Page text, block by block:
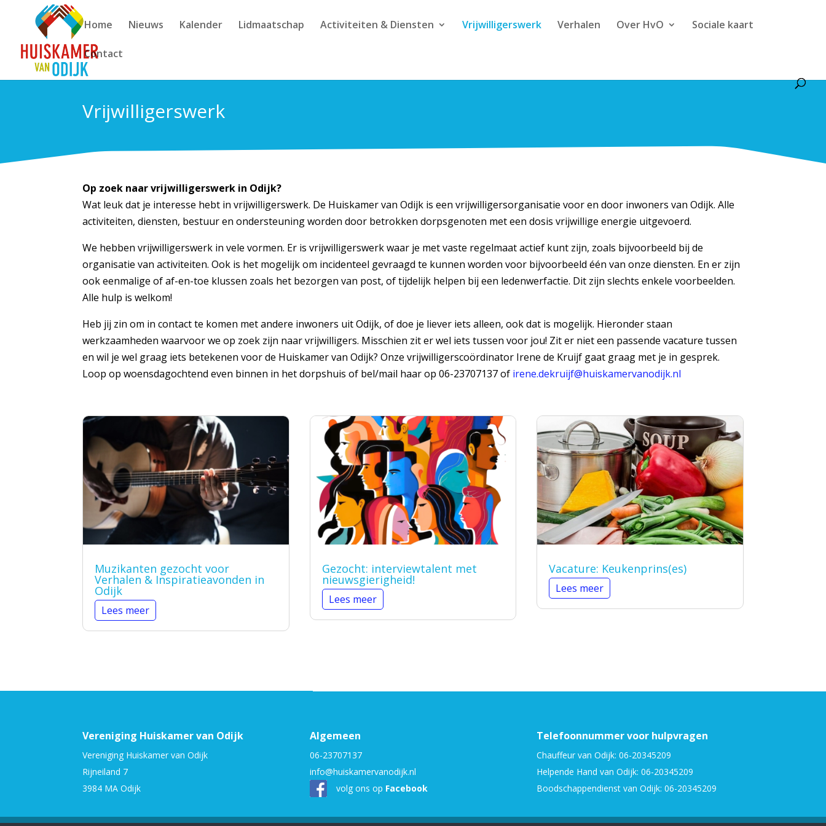
Skip to content
Home
Nieuws Kalender Lidmaatschap Activiteiten & Diensten Vrijwilligerswerk Verhalen Over HvO Sociale kaart
Contact
Vrijwilligerswerk
Op zoek naar vrijwilligerswerk in Odijk?
Wat leuk dat je interesse hebt in vrijwilligerswerk. De Huiskamer van Odijk is een vrijwilligersorganisatie voor en door inwoners van Odijk. Alle
activiteiten, diensten, bestuur en ondersteuning worden door betrokken dorpsgenoten met een dosis vrijwillige energie uitgevoerd.
We hebben vrijwilligerswerk in vele vormen. Er is vrijwilligerswerk waar je met vaste regelmaat actief kunt zijn, zoals bijvoorbeeld bij de
organisatie van activiteiten. Ook is het mogelijk om incidenteel gevraagd te kunnen worden voor bijvoorbeeld één van onze diensten. En er zijn
ook eenmalige of af-en-toe klussen zoals het bezorgen van post, of tijdelijk helpen bij een ledenwerfactie. Dit zijn slechts enkele voorbeelden.
Alle hulp is welkom!
Heb jij zin om in contact te komen met andere inwoners uit Odijk, of doe je liever iets alleen, ook dat is mogelijk. Hieronder staan
werkzaamheden waarvoor we op zoek zijn naar vrijwilligers. Misschien zit er wel iets tussen voor jou! Zit er niet een passende vacature tussen
en wil je wel graag iets betekenen voor de Huiskamer van Odijk? Onze vrijwilligerscoördinator Irene de Kruijf gaat graag met je in gesprek.
Loop op woensdagochtend even binnen in het dorpshuis of bel/mail haar op 06-23707137 of irene.dekruijf@huiskamervanodijk.nl
Muzikanten gezocht voor
Verhalen & Inspiratieavonden in
Odijk
Lees meer
Gezocht: interviewtalent met
nieuwsgierigheid!
Lees meer
Vacature: Keukenprins(es)
Lees meer
Vereniging Huiskamer van Odijk
Vereniging Huiskamer van Odijk
Rijneiland 7
3984 MA Odijk
Algemeen
06-23707137
info@huiskamervanodijk.nl
volg ons op Facebook
Telefoonnummer voor hulpvragen
Chauffeur van Odijk: 06-20345209
Helpende Hand van Odijk: 06-20345209
Boodschappendienst van Odijk: 06-20345209